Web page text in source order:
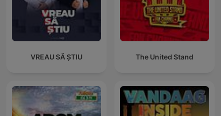
VREAU SĂ ȘTIU The United Stand